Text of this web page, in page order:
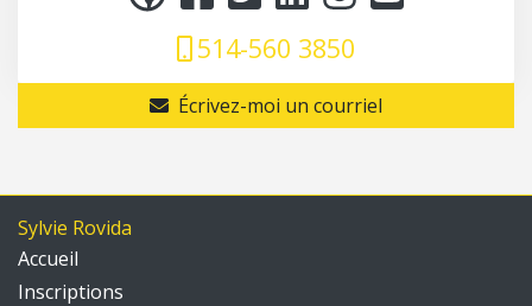
514-560 3850
Écrivez-moi un courriel
Sylvie Rovida
Accueil
Inscriptions